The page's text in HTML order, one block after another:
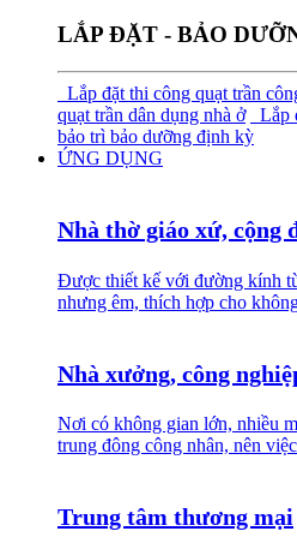
LẮP ĐẶT - BẢO
Lắp đặt thi công quạt trần
quạt trần dân dụng nhà ở
Lắp
bảo trì bảo dưỡng định kỳ
ỨNG DỤNG
Nhà thờ giáo xứ, cộng
Được thiết kế với đường kính
nhưng êm, thích hợp cho
Nhà xưởng, công
Nơi có không gian lớn, nhiều
trung đông công nhân, nên
Trung tâm thương mại